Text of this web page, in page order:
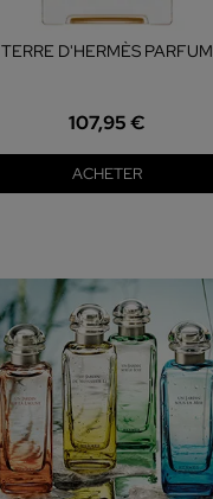
TERRE D'HERMÈS PARFUM
107,95 €
ACHETER